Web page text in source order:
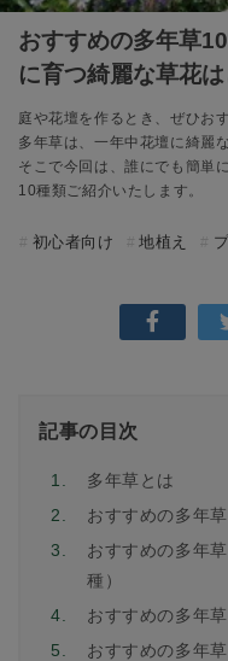
おすすめの多年草
に育つ綺麗な草花は
庭や花壇を作るとき、ぜひお
多年草は、一年中花壇に綺麗
そこで今回は、誰にでも簡単
10種類ご紹介いたします。
初心者向け 地植え
記事の目次
1.
多年草とは
2.
おすすめの多年
3.
おすすめの多年
種）
4.
おすすめの多年
5.
おすすめの多年